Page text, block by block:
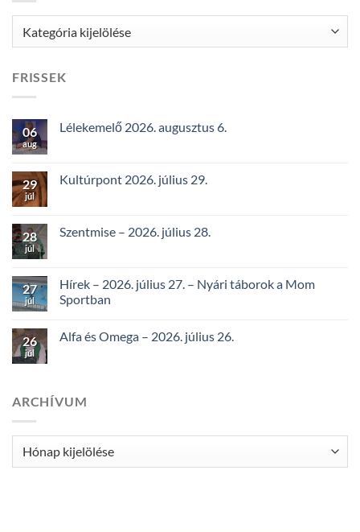
FRISSEK
06
aug
Lélekemelő 2026. augusztus 6.
29
júl
Kultúrpont 2026. július 29.
28
júl
Szentmise – 2026. július 28.
27
júl
Hírek – 2026. július 27. – Nyári táborok a Mom
Sportban
26
júl
Alfa és Omega – 2026. július 26.
ARCHÍVUM
Archívum